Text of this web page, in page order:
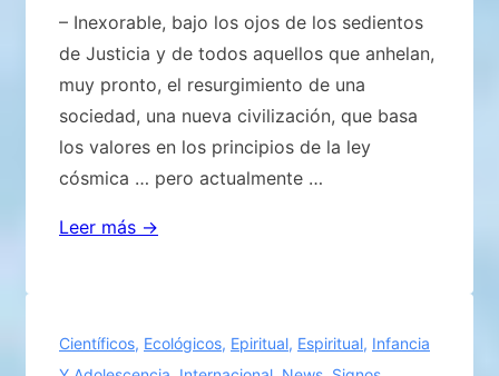
– Inexorable, bajo los ojos de los sedientos
de Justicia y de todos aquellos que anhelan,
muy pronto, el resurgimiento de una
sociedad, una nueva civilización, que basa
los valores en los principios de la ley
cósmica … pero actualmente …
EL
AGONÍA
Leer más →
Científicos, Ecológicos, Epiritual, Espiritual, Infancia